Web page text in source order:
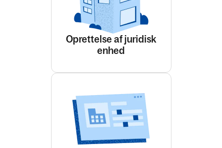
Oprettelse af juridisk
enhed